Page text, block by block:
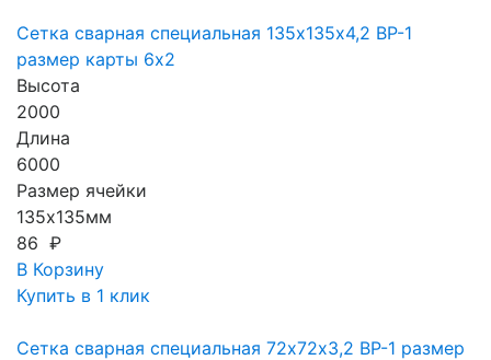
Сетка сварная специальная 135х135х4,2 ВР-1
размер карты 6х2
Высота
2000
Длина
6000
Размер ячейки
135х135мм
86 ₽
В Корзину
Купить в 1 клик
Сетка сварная специальная 72х72х3,2 ВР-1 размер